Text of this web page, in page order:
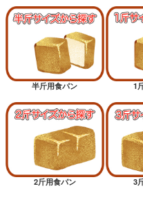
半斤用食パン 1
2斤用食パン 3